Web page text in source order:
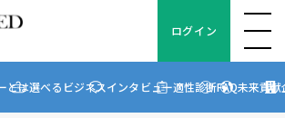
for business
ログイン
とは選べるビジネスインタビュー適性診断
? FAQ未来貢献